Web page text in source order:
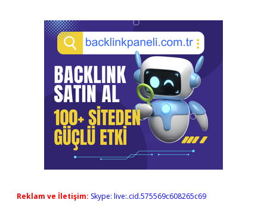
Reklam ve İletişim: Skype: live:.cid.575569c608265c69